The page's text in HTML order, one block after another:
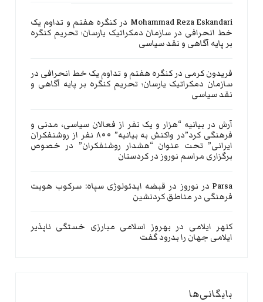
Mohammad Reza Eskandari در کنگره هفتم و تداوم یک
خط انحرافی در سازمان دمکراتیک یارسان؛ تحریم کنگره
بر پایه آگاهی و نقد سیاسی
فریدون کرمی درکنگره هفتم و تداوم یک خط انحرافی در
سازمان دمکراتیک یارسان؛ تحریم کنگره بر پایه آگاهی و
نقد سیاسی
آرش در بیانیه “هزار و یک نفر از فعالان سیاسی، مدنی و
فرهنگی کرد”در واکنش به بیانیه” ۸۰۰ نفر از روشنفکران
ایرانی” تحت عنوان “هشدار روشنفکران” در خصوص
برگزاری مراسم نوروز در کردستان
Parsa در نوروز در قبضه ایدئولوژی سپاه: سرکوب هویت
فرهنگی در مناطق کردنشین
کلهر ایلامی در بهروز اسلامی مبارزی خستگی ناپذیر
ایلامی جهان را بدرود گفت
بایگانی‌ها